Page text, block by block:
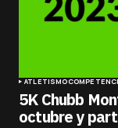
ATLETISMO
5K Chubb
octubre y